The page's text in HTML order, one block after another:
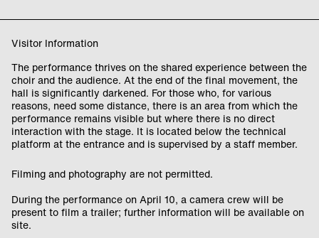
Visitor Information
The performance thrives on the shared experience between the
choir and the audience. At the end of the final movement, the
hall is significantly darkened. For those who, for various
reasons, need some distance, there is an area from which the
performance remains visible but where there is no direct
interaction with the stage. It is located below the technical
platform at the entrance and is supervised by a staff member.
Filming and photography are not permitted.
During the performance on April 10, a camera crew will be
present to film a trailer; further information will be available on
site.